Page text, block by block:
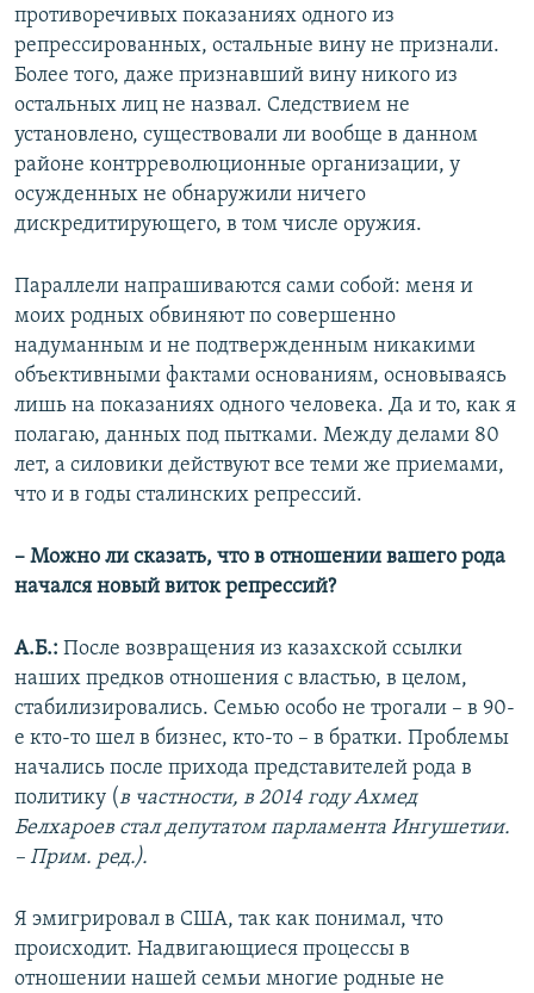
противоречивых показаниях одного из
репрессированных, остальные вину не признали.
Более того, даже признавший вину никого из
остальных лиц не назвал. Следствием не
установлено, существовали ли вообще в данном
районе контрреволюционные организации, у
осужденных не обнаружили ничего
дискредитирующего, в том числе оружия.
Параллели напрашиваются сами собой: меня и
моих родных обвиняют по совершенно
надуманным и не подтвержденным никакими
объективными фактами основаниям, основываясь
лишь на показаниях одного человека. Да и то, как я
полагаю, данных под пытками. Между делами 80
лет, а силовики действуют все теми же приемами,
что и в годы сталинских репрессий.
– Можно ли сказать, что в отношении вашего рода
начался новый виток репрессий?
А.Б.: После возвращения из казахской ссылки
наших предков отношения с властью, в целом,
стабилизировались. Семью особо не трогали – в 90-
е кто-то шел в бизнес, кто-то – в братки. Проблемы
начались после прихода представителей рода в
политику (в частности, в 2014 году Ахмед
Белхароев стал депутатом парламента Ингушетии.
– Прим. ред.).
Я эмигрировал в США, так как понимал, что
происходит. Надвигающиеся процессы в
отношении нашей семьи многие родные не